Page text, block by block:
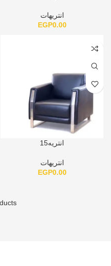
انتريهات
EGP0.00
انتريه15
انتريهات
EGP0.00